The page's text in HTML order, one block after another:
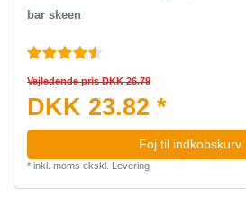
bar skeen
Vejledende pris DKK 26.79
DKK 23.82 *
Foj til indkobskurv
* inkl. moms ekskl. Levering